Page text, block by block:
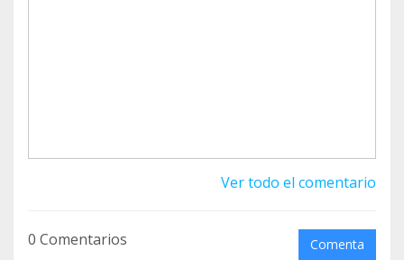
Ver todo el comentario
0 Comentarios Comenta